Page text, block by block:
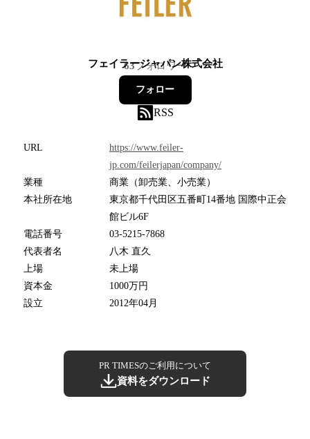
フェイラージャパン株式会社
63フォロワー
フォロー
RSS
URL
https://www.feiler-
jp.com/feilerjapan/company/
業種
商業（卸売業、小売業）
本社所在地
東京都千代田区五番町14番地 国際中正会
館ビル6F
電話番号
03-5215-7868
代表者名
八木 直久
上場
未上場
資本金
1000万円
設立
2012年04月
PR TIMESのご利用について
資料をダウンロード